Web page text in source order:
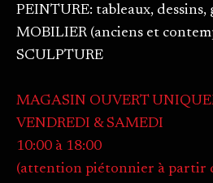
PEINTURE: tableaux, dessins,
MOBILIER (anciens et
SCULPTURE
MAGASIN OUVERT
VENDREDI & SAMEDI
10:00 à 18:00
(attention piétonnier à partir